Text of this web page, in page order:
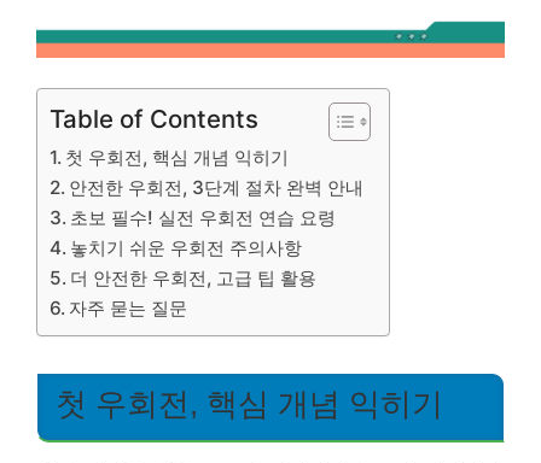
Table of Contents
첫 우회전, 핵심 개념 익히기
안전한 우회전, 3단계 절차 완벽 안내
초보 필수! 실전 우회전 연습 요령
놓치기 쉬운 우회전 주의사항
더 안전한 우회전, 고급 팁 활용
자주 묻는 질문
첫 우회전, 핵심 개념 익히기